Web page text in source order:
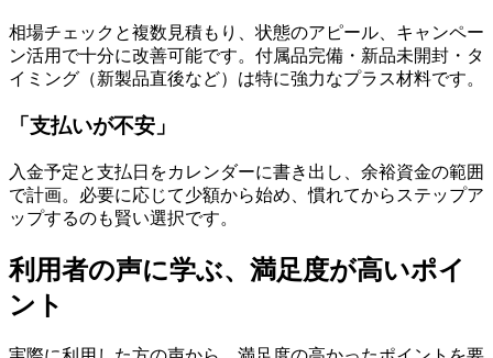
相場チェックと複数見積もり、状態のアピール、キャンペー
ン活用で十分に改善可能です。付属品完備・新品未開封・タ
イミング（新製品直後など）は特に強力なプラス材料です。
「支払いが不安」
入金予定と支払日をカレンダーに書き出し、余裕資金の範囲
で計画。必要に応じて少額から始め、慣れてからステップア
ップするのも賢い選択です。
利用者の声に学ぶ、満足度が高いポイ
ント